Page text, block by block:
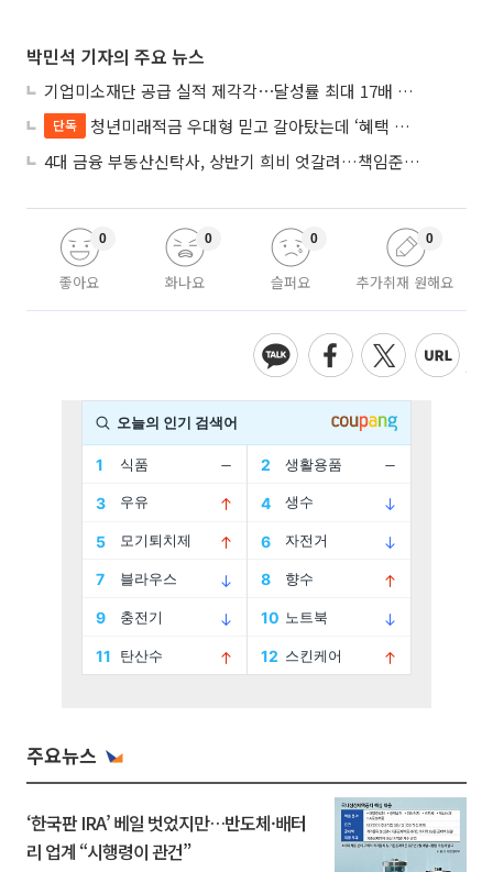
박민석 기자의 주요 뉴스
기업미소재단 공급 실적 제각각⋯달성률 최대 17배 차이
단독
청년미래적금 우대형 믿고 갈아탔는데 ‘혜택 반토막’…심사 오류에 가입자 혼선
4대 금융 부동산신탁사, 상반기 희비 엇갈려…책임준공 손실 반영 시점이 갈랐다
좋아요
0
화나요
0
슬퍼요
0
추가취재 원해요
0
주요뉴스
‘한국판 IRA’ 베일 벗었지만…반도체·배터
리 업계 “시행령이 관건”